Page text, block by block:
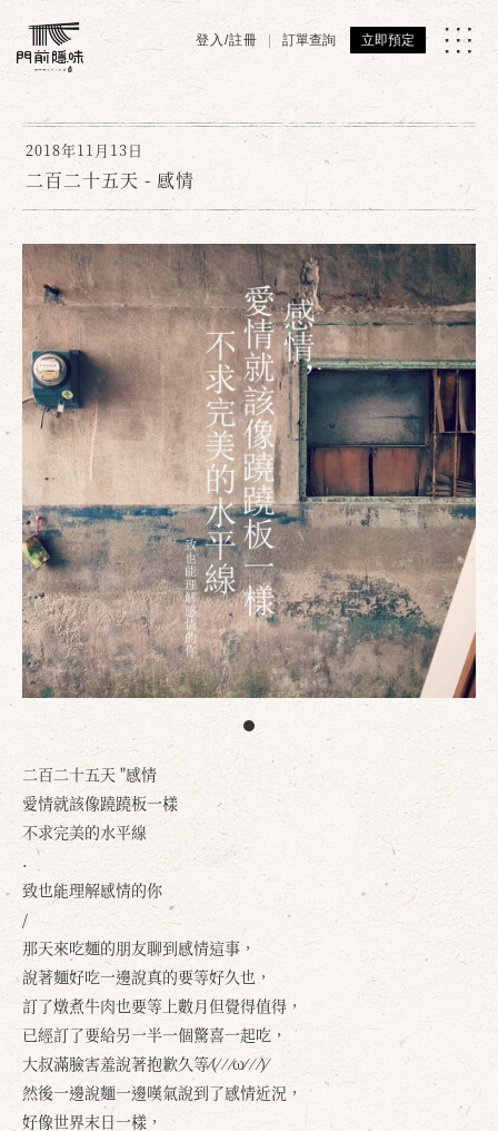
登入/註冊 訂單查詢 立即預定
2018年11月13日
二百二十五天 - 感情
二百二十五天 "感情
愛情就該像蹺蹺板一樣
不求完美的水平線
.
致也能理解感情的你
/
那天來吃麵的朋友聊到感情這事，
說著麵好吃一邊說真的要等好久也，
訂了燉煮牛肉也要等上數月但覺得值得，
已經訂了要給另一半一個驚喜一起吃，
大叔滿臉害羞說著抱歉久等⁄(⁄ ⁄ ⁄ω⁄ ⁄ ⁄)⁄
然後一邊說麵一邊嘆氣說到了感情近況，
好像世界末日一樣，